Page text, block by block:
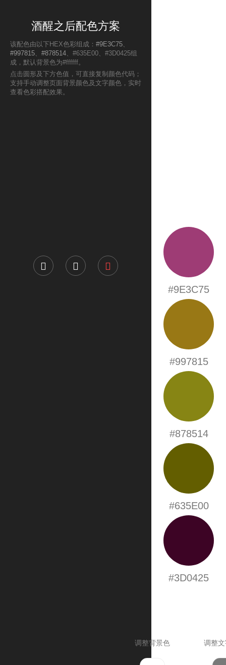
酒醒之后配色方案
该配色由以下HEX色彩组成： #9E3C75、
#997815、 #878514、#635E00、#3D0425组
成，默认背景色为#ffffff。
点击圆形及下方色值，可直接复制颜色代码；
支持手动调整页面背景颜色及文字颜色，实时
查看色彩搭配效果。
#9E3C75
#997815
#878514
#635E00
#3D0425
调整背景色 调整